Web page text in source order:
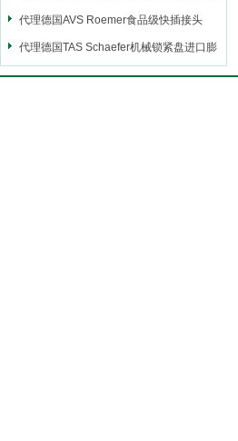
阀
代理德国AVS Roemer食品级快插接头
代理德国TAS Schaefer机械锁紧盘进口膨
胀套